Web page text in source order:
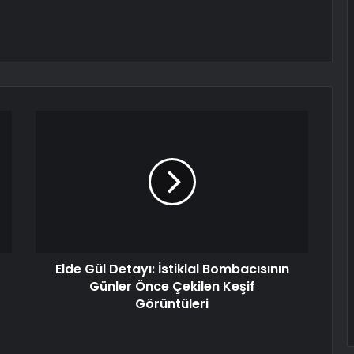
Elde Gül Detayı: İstiklal Bombacısının
Günler Önce Çekilen Keşif
Görüntüleri